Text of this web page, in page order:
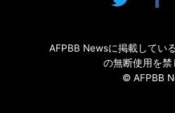
AFPBB Newsに掲載してい
の無断使用を禁
© AFPBB